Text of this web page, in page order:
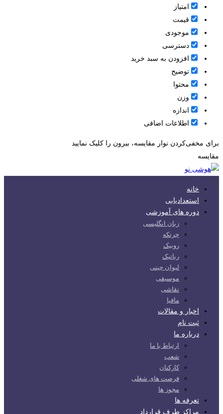
امتیاز
قيمت
موجودی
دسترسی
افزودن به سبد خرید
توضیح
محتوا
وزن
اندازه
اطلاعات اضافی
برای مخفی‌کردن نوار مقایسه، بیرون را کلیک نمایید
مقایسه
خانه
استعدادیابی
دوره های آموزشی
زبان انگلیسی
چرتکه
روبیک
رباتیک
لیوان چینی
موسیقی
نقاشی
مافیا
اخبار و مقالات
ثبت نام
درباره ما
ارتباط با ما
شعب
کارکنان
فرصت های شغلی
مجوز ها
تعرفه ها
مراکز طرف قرارداد